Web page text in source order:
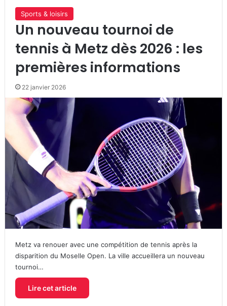
Sports & loisirs
Un nouveau tournoi de
tennis à Metz dès 2026 : les
premières informations
22 janvier 2026
Metz va renouer avec une compétition de tennis après la
disparition du Moselle Open. La ville accueillera un nouveau
tournoi…
Lire cet article